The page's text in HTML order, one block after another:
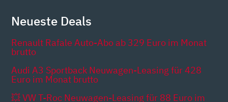
Neueste Deals
Renault Rafale Auto-Abo ab 329 Euro im Monat
brutto
Audi A3 Sportback Neuwagen-Leasing für 428
Euro im Monat brutto
💥 VW T-Roc Neuwagen-Leasing für 88 Euro im